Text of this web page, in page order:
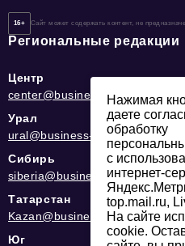
16+ Сайт может содержать контент, не
Региональные редакции
Центр
center@business-
Урал
ural@business-magazine.online
Сибирь
siberia@business-
Татарстан
Kazan@business-
Юг
Нажимая
даете
обработку
с
интернет-
top.mail.ru,
На сайте
cookie.